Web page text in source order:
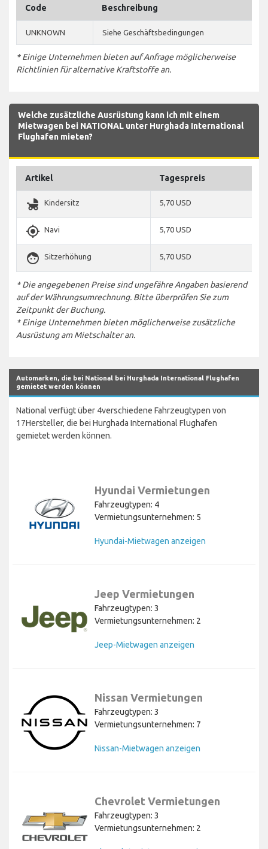
Code Beschreibung
UNKNOWN Siehe Geschäftsbedingungen
* Einige Unternehmen bieten auf Anfrage möglicherweise
Richtlinien für alternative Kraftstoffe an.
Welche zusätzliche Ausrüstung kann ich mit einem
Mietwagen bei NATIONAL unter Hurghada International
Flughafen mieten?
Artikel Tagespreis
child_friendly Kindersitz 5,70 USD
gps_fixed Navi 5,70 USD
face Sitzerhöhung 5,70 USD
* Die angegebenen Preise sind ungefähre Angaben basierend
auf der Währungsumrechnung. Bitte überprüfen Sie zum
Zeitpunkt der Buchung.
* Einige Unternehmen bieten möglicherweise zusätzliche
Ausrüstung am Mietschalter an.
Automarken, die bei National bei Hurghada International Flughafen
gemietet werden können
National verfügt über 4verschiedene Fahrzeugtypen von
17Hersteller, die bei Hurghada International Flughafen
gemietet werden können.
Hyundai Vermietungen
Fahrzeugtypen: 4
Vermietungsunternehmen: 5
Hyundai-Mietwagen anzeigen
Jeep Vermietungen
Fahrzeugtypen: 3
Vermietungsunternehmen: 2
Jeep-Mietwagen anzeigen
Nissan Vermietungen
Fahrzeugtypen: 3
Vermietungsunternehmen: 7
Nissan-Mietwagen anzeigen
Chevrolet Vermietungen
Fahrzeugtypen: 3
Vermietungsunternehmen: 2